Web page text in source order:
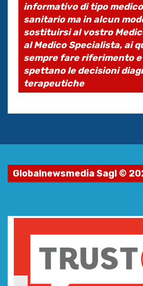
informativo di tipo
sanitario ma in alcun
sostituirsi al vostro
al Medico Specialista, ai
sempre fare riferimento e
spettano le decisioni
terapeutiche
Globalnewsmedia Sagl ©